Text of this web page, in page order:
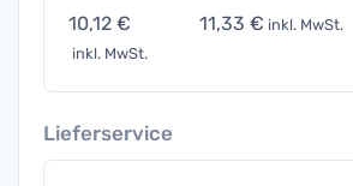
10,12 €
inkl. MwSt.
11,33 € inkl. MwSt.
Lieferservice